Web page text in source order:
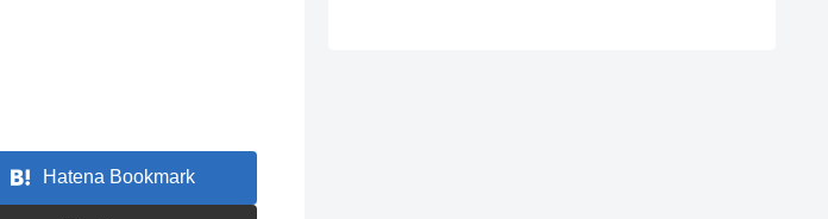
Hatena Bookmark